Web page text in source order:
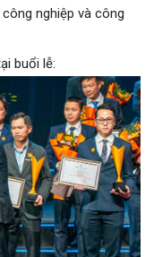
nghiệp và công
buổi lễ: